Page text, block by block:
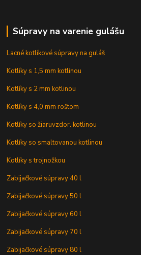
Súpravy na varenie gulášu
Lacné kotlíkové súpravy na guláš
Kotlíky s 1,5 mm kotlinou
Kotlíky s 2 mm kotlinou
Kotlíky s 4,0 mm roštom
Kotlíky so žiaruvzdor. kotlinou
Kotlíky so smaltovanou kotlinou
Kotlíky s trojnožkou
Zabijačkové súpravy 40 l
Zabijačkové súpravy 50 l
Zabijačkové súpravy 60 l
Zabijačkové súpravy 70 l
Zabijačkové súpravy 80 l